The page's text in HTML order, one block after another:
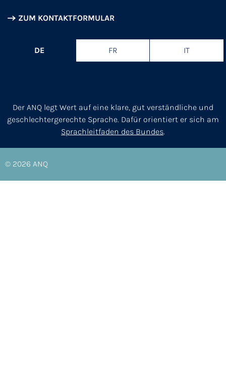
ZUM KONTAKTFORMULAR
DE FR IT
Der ANQ legt Wert auf eine klare, gut verständliche und
geschlechtergerechte Sprache. Dafür orientiert er sich am
Sprachleitfaden des Bundes.
© 2026 ANQ